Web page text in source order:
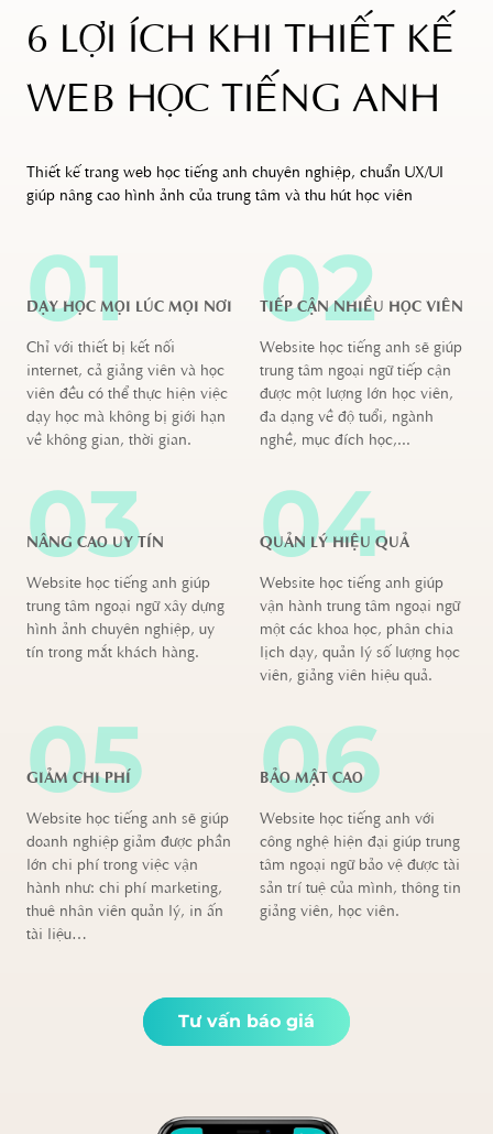
6 LỢI ÍCH KHI THIẾT KẾ
WEB HỌC TIẾNG ANH
Thiết kế trang web học tiếng anh chuyên nghiệp, chuẩn UX/UI
giúp nâng cao hình ảnh của trung tâm và thu hút học viên
01
DẠY HỌC MỌI LÚC MỌI NƠI
Chỉ với thiết bị kết nối
internet, cả giảng viên và học
viên đều có thể thực hiện việc
dạy học mà không bị giới hạn
về không gian, thời gian.
02
TIẾP CẬN NHIỀU HỌC VIÊN
Website học tiếng anh sẽ giúp
trung tâm ngoại ngữ tiếp cận
được một lượng lớn học viên,
đa dạng về độ tuổi, ngành
nghề, mục đích học,...
03
NÂNG CAO UY TÍN
Website học tiếng anh giúp
trung tâm ngoại ngữ xây dựng
hình ảnh chuyên nghiệp, uy
tín trong mắt khách hàng.
04
QUẢN LÝ HIỆU QUẢ
Website học tiếng anh giúp
vận hành trung tâm ngoại ngữ
một các khoa học, phân chia
lịch dạy, quản lý số lượng học
viên, giảng viên hiệu quả.
05
GIẢM CHI PHÍ
Website học tiếng anh sẽ giúp
doanh nghiệp giảm được phần
lớn chi phí trong việc vận
hành như: chi phí marketing,
thuê nhân viên quản lý, in ấn
tài liệu…
06
BẢO MẬT CAO
Website học tiếng anh với
công nghệ hiện đại giúp trung
tâm ngoại ngữ bảo vệ được tài
sản trí tuệ của mình, thông tin
giảng viên, học viên.
Tư vấn báo giá